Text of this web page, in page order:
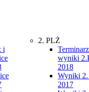
i
2. PLŻ
wyniki
2018
Wyniki
2017